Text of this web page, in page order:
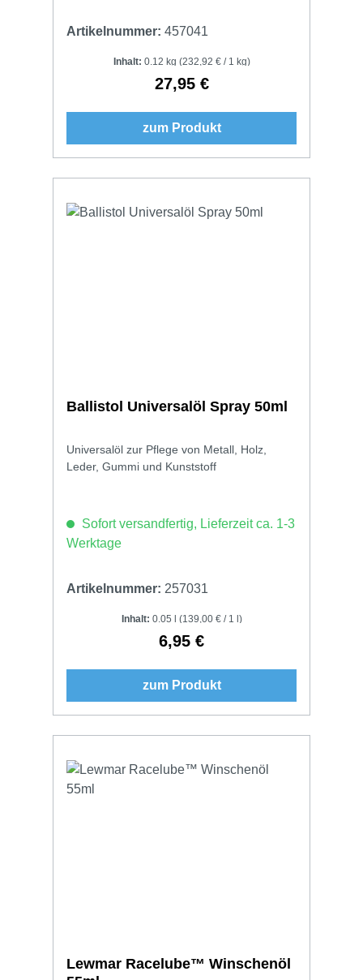
Artikelnummer: 457041
Inhalt: 0.12 kg (232,92 € / 1 kg)
Regulärer Preis:
27,95 €
zum Produkt
Ballistol Universalöl Spray 50ml
Universalöl zur Pflege von Metall, Holz,
Leder, Gummi und Kunststoff
Sofort versandfertig, Lieferzeit ca. 1-3
Werktage
Artikelnummer: 257031
Inhalt: 0.05 l (139,00 € / 1 l)
Regulärer Preis:
6,95 €
zum Produkt
Lewmar Racelube™ Winschenöl